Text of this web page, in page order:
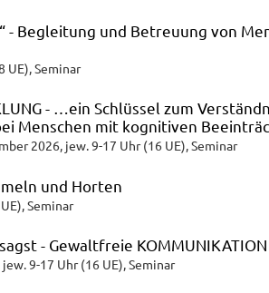
- Begleitung und Betreuung von
UE), Seminar
- …ein Schlüssel zum
Menschen mit kognitiven
2026, jew. 9-17 Uhr (16 UE), Seminar
und Horten
Seminar
- Gewaltfreie
9-17 Uhr (16 UE), Seminar